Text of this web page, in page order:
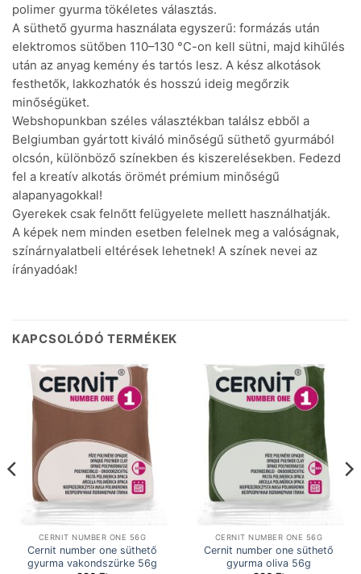
polimer gyurma tökéletes választás.
A süthető gyurma használata egyszerű: formázás után
elektromos sütőben 110–130 °C-on kell sütni, majd kihűlés
után az anyag kemény és tartós lesz. A kész alkotások
festhetők, lakkozhatók és hosszú ideig megőrzik
minőségüket.
Webshopunkban széles választékban találsz ebből a
Belgiumban gyártott kiváló minőségű süthető gyurmából
olcsón, különböző színekben és kiszerelésekben. Fedezd
fel a kreatív alkotás örömét prémium minőségű
alapanyagokkal!
Gyerekek csak felnőtt felügyelete mellett használhatják.
A képek nem minden esetben felelnek meg a valóságnak,
színárnyalatbeli eltérések lehetnek! A színek nevei az
írányadóak!
KAPCSOLÓDÓ TERMÉKEK
CERNIT NUMBER ONE 56G
Cernit number one süthető
gyurma vakondszürke 56g
CERNIT NUMBER ONE 56G
Cernit number one süthető
gyurma oliva 56g